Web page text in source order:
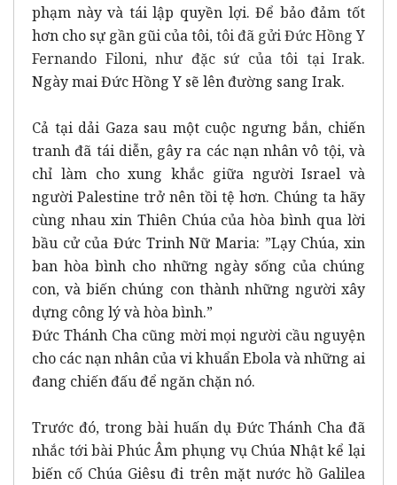
phạm này và tái lập quyền lợi. Để bảo đảm tốt
hơn cho sự gần gũi của tôi,tôi đã gửi Đức Hồng Y
Fernando Filoni, như đặc sứ của tôi tại Irak.
Ngày mai Đức Hồng Y sẽ lên đường sang Irak.
Cả tại dải Gaza sau một cuộc ngưng bắn, chiến
tranh đã tái diễn, gây ra các nạn nhân vô tội, và
chỉ làm cho xung khắc giữa người Israel và
người Palestine trở nên tồi tệ hơn. Chúng ta hãy
cùng nhau xin Thiên Chúa của hòa bình qua lời
bầu cử của Đức Trinh Nữ Maria: ”Lạy Chúa, xin
ban hòa bình cho những ngày sống của chúng
con, và biến chúng con thành những người xây
dựng công lý và hòa bình.”
Đức Thánh Cha cũng mời mọi người cầu nguyện
cho các nạn nhân của vi khuẩn Ebola và những ai
đang chiến đấu để ngăn chặn nó.
Trước đó, trong bài huấn dụ Đức Thánh Cha đã
nhắc tới bài Phúc Âm phụng vụ Chúa Nhật kể lại
biến cố Chúa Giêsu đi trên mặt nước hồ Galilea